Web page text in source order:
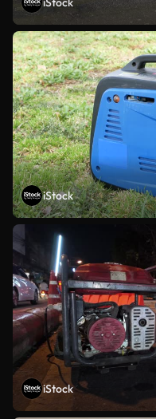
iStock
iStock